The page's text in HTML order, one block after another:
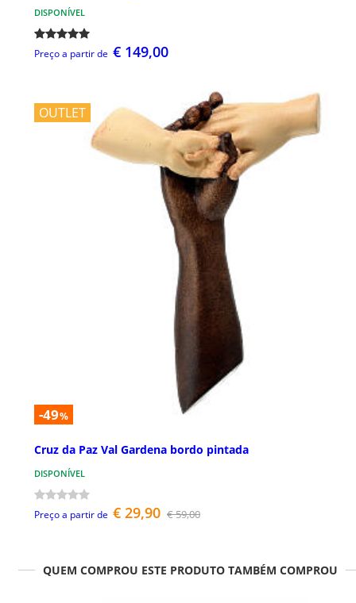
DISPONÍVEL
Preço a partir de € 149,00
OUTLET
-49%
Cruz da Paz Val Gardena bordo pintada
DISPONÍVEL
Preço a partir de € 29,90 € 59,00
QUEM COMPROU ESTE PRODUTO TAMBÉM COMPROU